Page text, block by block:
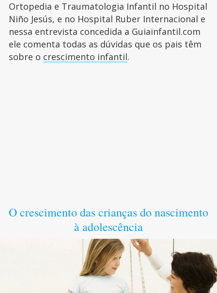
Ortopedia e Traumatologia Infantil no Hospital
Niño Jesús, e no Hospital Ruber Internacional e
nessa entrevista concedida a Guiainfantil.com
ele comenta todas as dúvidas que os pais têm
sobre o crescimento infantil.
O crescimento das crianças do nascimento
à adolescência